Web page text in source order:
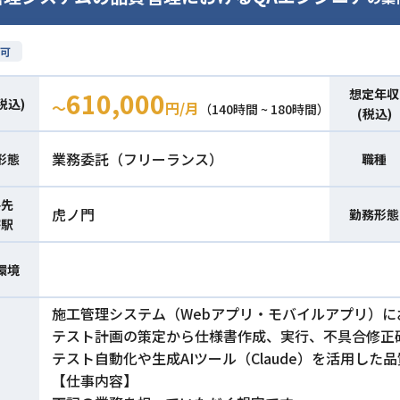
込) 〜610,000円/月 （140時間 ~ 180時間）
想定年収
(税込)
態 業務委託（フリーランス） 職種
虎ノ門 勤務形態
境
施工管理システム（Webアプリ・モバイルアプリ）
テスト計画の策定から仕様書作成、実行、不具合修
テスト自動化や生成AIツール（Claude）を活用した
【仕事内容】